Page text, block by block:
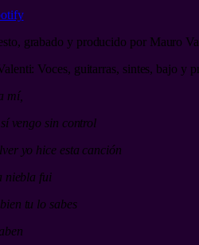
grabado y producido por Mauro
Voces, guitarras, sintes, bajo y
mí,
vengo sin control
yo hice esta canción
niebla fui
tu lo sabes